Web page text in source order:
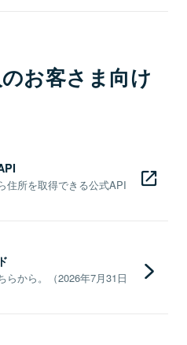
お客さま向け
住所を取得できる公式API
らから。（2026年7月31日